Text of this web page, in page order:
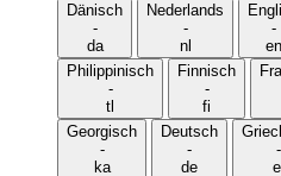
Dänisch
-
da
Nederlands
-
nl
-
en
Philippinisch
-
tl
Finnisch
-
fi
Georgisch
-
ka
Deutsch
-
de
-
el